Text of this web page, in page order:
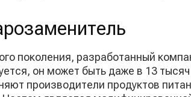
поколения, разработанный
он может быть даже в 13
производители продуктов